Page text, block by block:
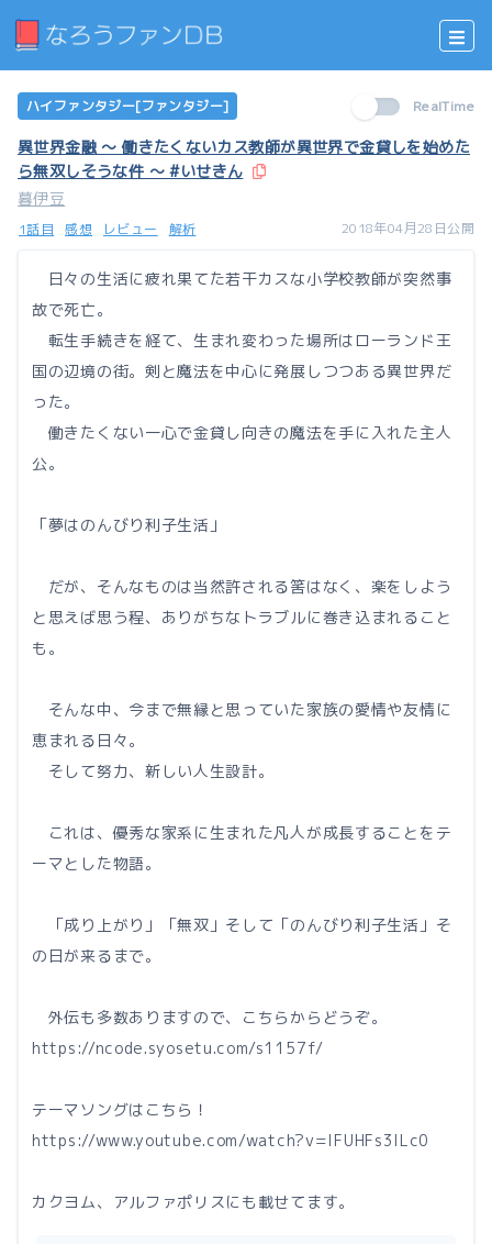
ハイファンタジー[ファンタジー] RealTime
異世界金融 〜 働きたくないカス教師が異世界で金貸しを始めた
ら無双しそうな件 〜 #いせきん
暮伊豆
1話目 感想 レビュー 解析 2018年04月28日公開
日々の生活に疲れ果てた若干カスな小学校教師が突然事
故で死亡。
転生手続きを経て、生まれ変わった場所はローランド王
国の辺境の街。剣と魔法を中心に発展しつつある異世界だ
った。
働きたくない一心で金貸し向きの魔法を手に入れた主人
公。
「夢はのんびり利子生活」
だが、そんなものは当然許される筈はなく、楽をしよう
と思えば思う程、ありがちなトラブルに巻き込まれること
も。
そんな中、今まで無縁と思っていた家族の愛情や友情に
恵まれる日々。
そして努力、新しい人生設計。
これは、優秀な家系に生まれた凡人が成長することをテ
ーマとした物語。
「成り上がり」「無双」そして「のんびり利子生活」そ
の日が来るまで。
外伝も多数ありますので、こちらからどうぞ。
https://ncode.syosetu.com/s1157f/
テーマソングはこちら！
https://www.youtube.com/watch?v=IFUHFs3ILc0
カクヨム、アルファポリスにも載せてます。